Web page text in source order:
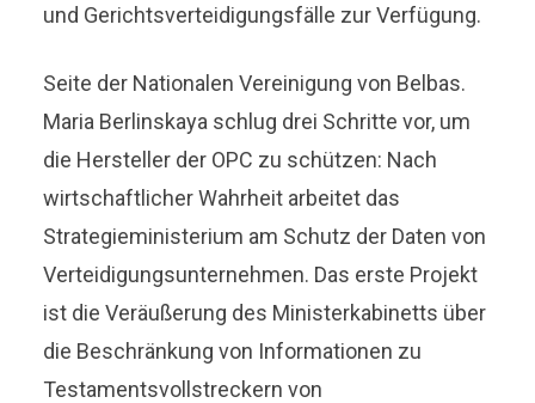
und Gerichtsverteidigungsfälle zur Verfügung.
Seite der Nationalen Vereinigung von Belbas.
Maria Berlinskaya schlug drei Schritte vor, um
die Hersteller der OPC zu schützen: Nach
wirtschaftlicher Wahrheit arbeitet das
Strategieministerium am Schutz der Daten von
Verteidigungsunternehmen. Das erste Projekt
ist die Veräußerung des Ministerkabinetts über
die Beschränkung von Informationen zu
Testamentsvollstreckern von